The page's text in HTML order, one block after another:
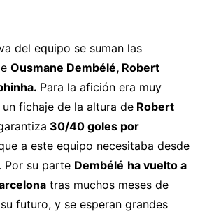
del equipo se suman las
Ousmane Dembélé, Robert
Para la afición era muy
fichaje de la altura de Robert
30/40 goles por
a este equipo necesitaba desde
Por su parte Dembélé ha vuelto a
tras muchos meses de
futuro, y se esperan grandes